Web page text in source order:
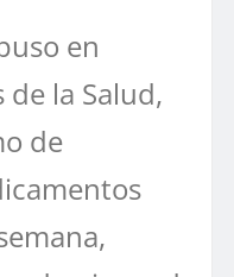
en
de la Salud,
de